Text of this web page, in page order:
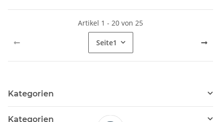
Artikel 1 - 20 von 25
Seite1
Kategorien
Kategorien